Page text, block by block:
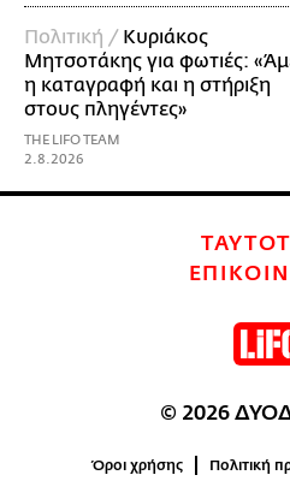
Πολιτική / Κυριάκος
Μητσοτάκης για φωτιές:
η καταγραφή και η στήριξη
στους πληγέντες»
THE LIFO TEAM
2.8.2026
© 2026
Όροι χρήσης Πολιτική